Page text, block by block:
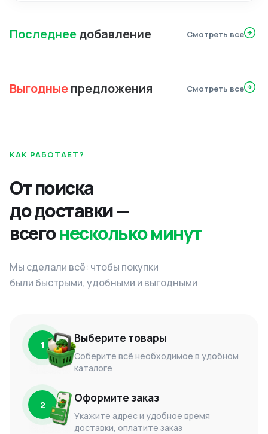
Последнеедобавление Смотреть все
Выгодныепредложения Смотреть все
КАК РАБОТАЕТ?
От поиска
до доставки —
всегонесколько минут
Мы сделали всё: чтобы покупки
были быстрыми, удобными и выгодными
1 Выберите товары
Соберите всё необходимое в удобном
каталоге
2 Оформите заказ
Укажите адрес и удобное время
доставки, оплатите заказ